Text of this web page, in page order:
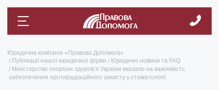
Юридична компанія «Правова Допомога»
Публікації нашої юридичної фірми
Юридичні новини та FAQ
Міністерство охорони здоров’я України вказало на важливість
забезпечення протирадіаційного захисту у стоматології